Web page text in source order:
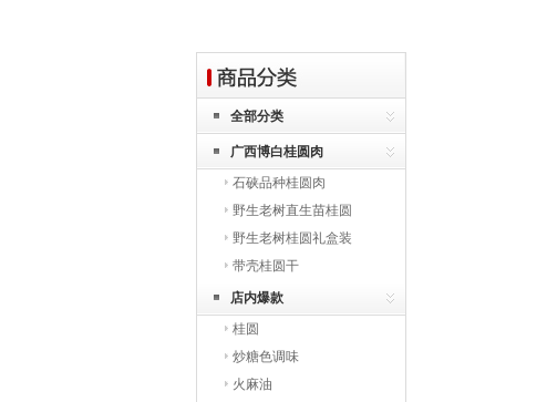
全部分类
广西博白桂圆肉
石硖品种桂圆肉
野生老树直生苗桂圆
野生老树桂圆礼盒装
带壳桂圆干
店内爆款
桂圆
炒糖色调味
火麻油